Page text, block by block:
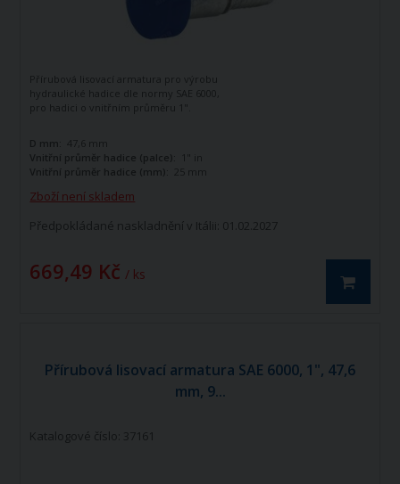
Zboží není skladem
Předpokládané naskladnění v Itálii: 01.02.2027
669,49 Kč / ks
Přírubová lisovací armatura pro výrobu
hydraulické hadice dle normy SAE 6000,
pro hadici o vnitřním průměru 1".
D mm:
47,6 mm
Vnitřní průměr hadice (palce):
1" in
Vnitřní průměr hadice (mm):
25 mm
Přírubová lisovací armatura SAE 6000, 1", 47,6
mm, 9...
Katalogové číslo: 37161